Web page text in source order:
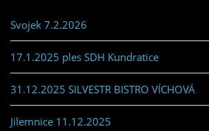
Svojek 7.2.2026
17.1.2025 ples SDH Kundratice
31.12.2025 SILVESTR BISTRO VÍCHOVÁ
Jilemnice 11.12.2025